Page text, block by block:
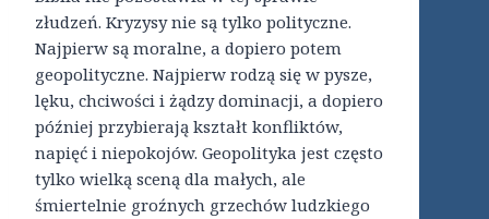
złudzeń. Kryzysy nie są tylko polityczne.
Najpierw są moralne, a dopiero potem
geopolityczne. Najpierw rodzą się w pysze,
lęku, chciwości i żądzy dominacji, a dopiero
później przybierają kształt konfliktów,
napięć i niepokojów. Geopolityka jest często
tylko wielką sceną dla małych, ale
śmiertelnie groźnych grzechów ludzkiego